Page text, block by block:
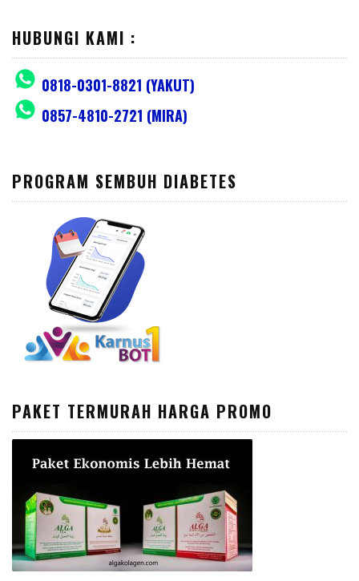
HUBUNGI KAMI :
0818-0301-8821 (YAKUT)
0857-4810-2721 (MIRA)
PROGRAM SEMBUH DIABETES
PAKET TERMURAH HARGA PROMO